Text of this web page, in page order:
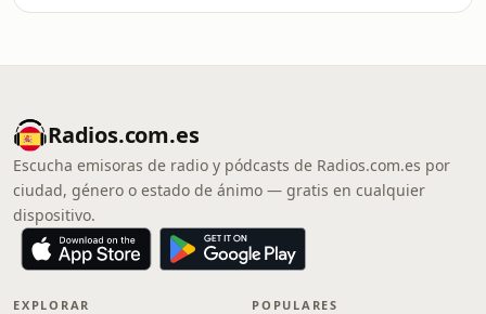
Radios.com.es
Escucha emisoras de radio y pódcasts de Radios.com.es por
ciudad, género o estado de ánimo — gratis en cualquier
dispositivo.
EXPLORAR POPULARES